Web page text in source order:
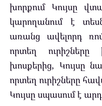
խորքում Կույսը
կարողանում է
առանց ավելորդ
որտեղ
խոսքերից, Կույսը
որտեղ ուրիշները
Կույսը սպասում է